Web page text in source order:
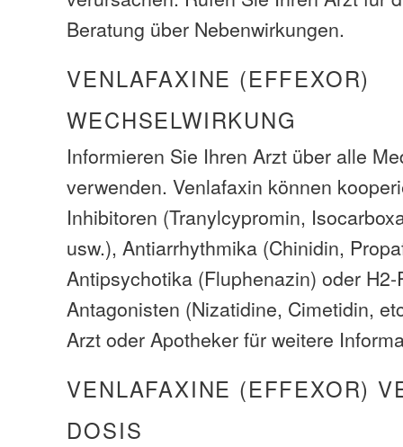
Beratung über Nebenwirkungen.
VENLAFAXINE (EFFEXOR)
WECHSELWIRKUNG
Informieren Sie Ihren Arzt über alle
verwenden. Venlafaxin können
Inhibitoren (Tranylcypromin,
usw.), Antiarrhythmika (Chinidin,
Antipsychotika (Fluphenazin) oder H2-
Antagonisten (Nizatidine, Cimetidin,
Arzt oder Apotheker für weitere
VENLAFAXINE (EFFEXOR)
DOSIS